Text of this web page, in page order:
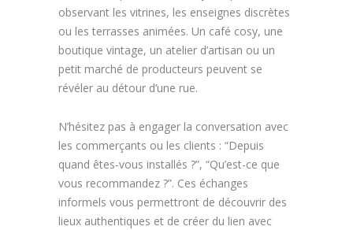
observant les vitrines, les enseignes discrètes
ou les terrasses animées. Un café cosy, une
boutique vintage, un atelier d’artisan ou un
petit marché de producteurs peuvent se
révéler au détour d’une rue.
N’hésitez pas à engager la conversation avec
les commerçants ou les clients : “Depuis
quand êtes-vous installés ?”, “Qu’est-ce que
vous recommandez ?”. Ces échanges
informels vous permettront de découvrir des
lieux authentiques et de créer du lien avec